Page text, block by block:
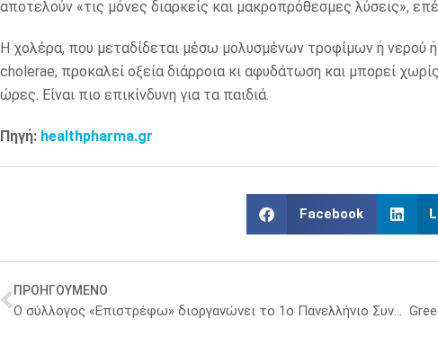
αποτελούν «τις μόνες διαρκείς και μακροπρόθεσμες λύσεις»,
Η χολέρα, που μεταδίδεται μέσω μολυσμένων τροφίμων ή νερού
cholerae, προκαλεί οξεία διάρροια κι αφυδάτωση και μπορεί
ώρες. Είναι πιο επικίνδυνη για τα παιδιά.
Πηγή: healthpharma.gr
Facebook
ΠΡΟΗΓΟΥΜΕΝΟ
Ο σύλλογος «Επιστρέφω» διοργανώνει το 1ο Πανελλήνιο Συνέδριο για τις Διαταραχές Πρόσληψης της Τροφής